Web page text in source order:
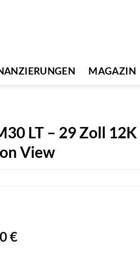
MAGAZIN
LT – 29 Zoll
View
€Aktueller